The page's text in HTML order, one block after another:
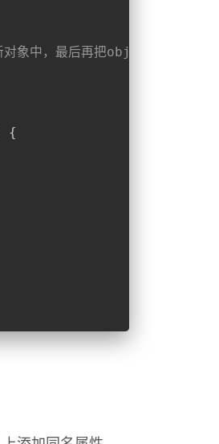
对象中，最后再把obj赋值给新对
{